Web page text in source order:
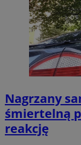
Nagrzany
śmiertelną
reakcję